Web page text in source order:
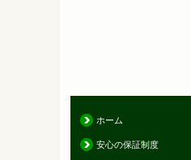
ホーム
安心の保証制度